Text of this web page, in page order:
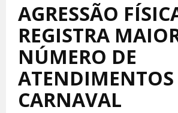
AGRESSÃO
REGISTRA
NÚMERO DE
CARNAVAL